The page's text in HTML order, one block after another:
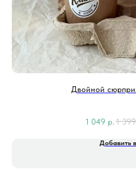
Двойной
1 049 р. 1 399
Добавить